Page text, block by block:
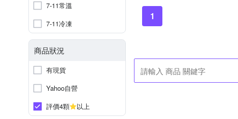
7-11常溫
7-11冷凍
商品狀況
有現貨
Yahoo自營
評價4顆
以上
1